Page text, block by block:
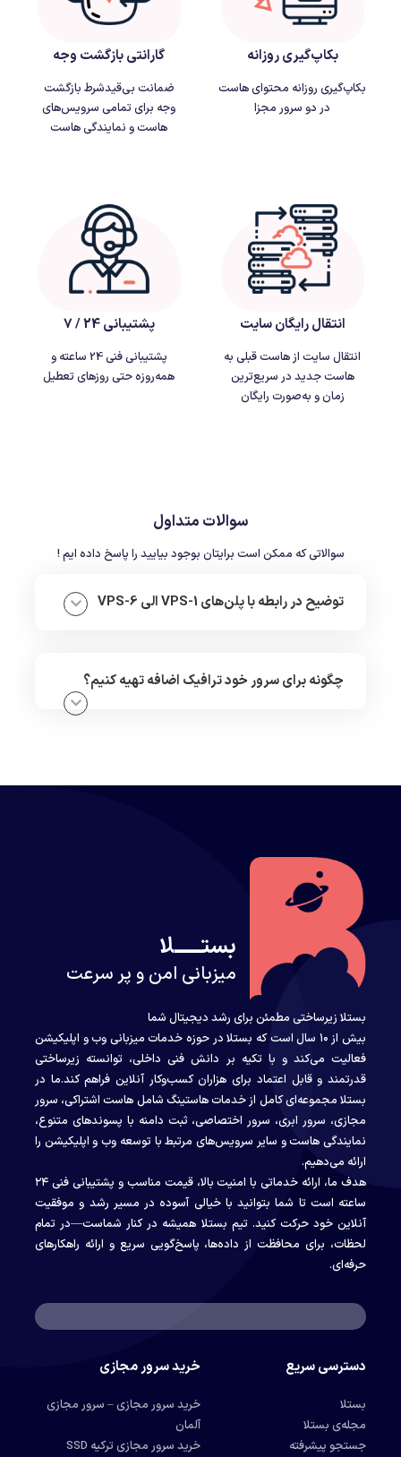
بکاپ‌گیری روزانه
بکاپ‌گیری روزانه محتوای هاست
در دو سرور مجزا
گارانتی بازگشت وجه
ضمانت بی‌قیدشرط بازگشت
وجه برای تمامی سرویس‌های
هاست و نمایندگی هاست
انتقال رایگان سایت
انتقال سایت از هاست قبلی به
هاست جدید در سریع‌ترین
زمان و به‌صورت رایگان
پشتیبانی 24 / 7
پشتیبانی فنی 24 ساعته و
همه‌روزه حتی روزهای تعطیل
سوالات متداول
سوالاتی که ممکن است برایتان بوجود بیایید را پاسخ داده ایم !
توضیح در رابطه با پلن‌های VPS-1 الی VPS-6
چگونه برای سرور خود ترافیک اضافه تهیه کنیم؟
بستــــــلا
میزبانی امن و پر سرعت
بستلا زیرساختی مطمئن برای رشد دیجیتال شما
بیش از ۱۰ سال است که بستلا در حوزه خدمات میزبانی وب و اپلیکیشن
فعالیت می‌کند و با تکیه بر دانش فنی داخلی، توانسته زیرساختی
قدرتمند و قابل اعتماد برای هزاران کسب‌وکار آنلاین فراهم کند.ما در
بستلا مجموعه‌ای کامل از خدمات هاستینگ شامل هاست اشتراکی، سرور
مجازی، سرور ابری، سرور اختصاصی، ثبت دامنه با پسوندهای متنوع،
نمایندگی هاست و سایر سرویس‌های مرتبط با توسعه وب و اپلیکیشن را
ارائه می‌دهیم.
هدف ما، ارائه خدماتی با امنیت بالا، قیمت مناسب و پشتیبانی فنی ۲۴
ساعته است تا شما بتوانید با خیالی آسوده در مسیر رشد و موفقیت
آنلاین خود حرکت کنید. تیم بستلا همیشه در کنار شماست—در تمام
لحظات، برای محافظت از داده‌ها، پاسخ‌گویی سریع و ارائه راهکارهای
حرفه‌ای.
دسترسی سریع
بستلا
مجله‌ی بستلا
جستجو پیشرفته
خرید سرور مجازی
خرید سرور مجازی – سرور مجازی
آلمان
خرید سرور مجازی ترکیه SSD